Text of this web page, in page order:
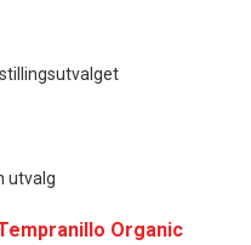
utvalg
Organic